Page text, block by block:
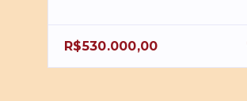
R$530.000,00